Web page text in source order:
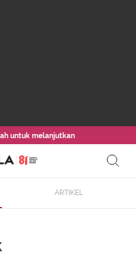
untuk melanjutkan
ARTIKEL